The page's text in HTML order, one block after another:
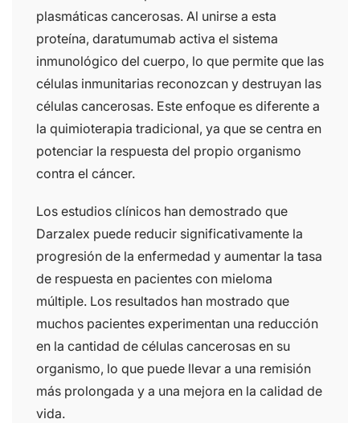
plasmáticas cancerosas. Al unirse a esta
proteína, daratumumab activa el sistema
inmunológico del cuerpo, lo que permite que las
células inmunitarias reconozcan y destruyan las
células cancerosas. Este enfoque es diferente a
la quimioterapia tradicional, ya que se centra en
potenciar la respuesta del propio organismo
contra el cáncer.
Los estudios clínicos han demostrado que
Darzalex puede reducir significativamente la
progresión de la enfermedad y aumentar la tasa
de respuesta en pacientes con mieloma
múltiple. Los resultados han mostrado que
muchos pacientes experimentan una reducción
en la cantidad de células cancerosas en su
organismo, lo que puede llevar a una remisión
más prolongada y a una mejora en la calidad de
vida.